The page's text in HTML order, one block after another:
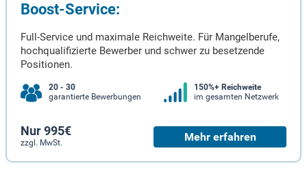
Boost-Service:
Full-Service und maximale Reichweite. Für Mangelberufe,
hochqualifizierte Bewerber und schwer zu besetzende
Positionen.
20 - 30
garantierte Bewerbungen
150%+ Reichweite
im gesamten Netzwerk
Nur 995€
zzgl. MwSt. Mehr erfahren